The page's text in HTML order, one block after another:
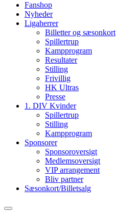
Fanshop
Nyheder
Ligaherrer
Billetter og sæsonkort
Spillertrup
Kampprogram
Resultater
Stilling
Frivillig
HK Ultras
Presse
1. DIV Kvinder
Spillertrup
Stilling
Kampprogram
Sponsorer
Sponsoroversigt
Medlemsoversigt
VIP arrangement
Bliv partner
Sæsonkort/Billetsalg